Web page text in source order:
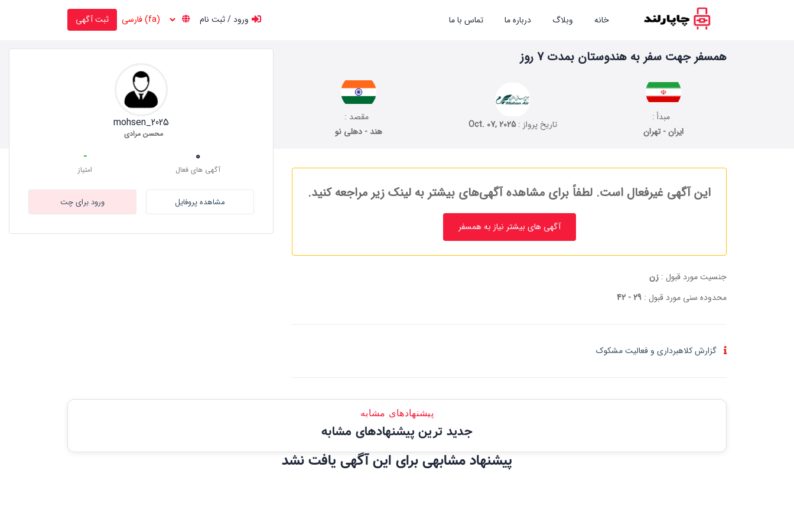
خانه وبلاگ درباره ما تماس با ما ورود / ثبت نام ثبت آگهی
همسفر جهت سفر به هندوستان بمدت 7 روز
مبدأ :
ایران - تهران
تاریخ پرواز :Oct. 07, 2025
مقصد :
هند - دهلی نو
mohsen_2025
محسن مرادی
0
آگهی های فعال
-
امتیاز
مشاهده پروفایل ورود برای چت
این آگهی غیرفعال است. لطفاً برای مشاهده آگهی‌های بیشتر به لینک زیر مراجعه کنید.
آگهی های بیشتر نیاز به همسفر
جنسیت مورد قبول : زن
محدوده سنی مورد قبول : 29 - 42
گزارش کلاهبرداری و فعالیت مشکوک
پیشنهادهای مشابه
جدید ترین پیشنهادهای مشابه
پیشنهاد مشابهی برای این آگهی یافت نشد